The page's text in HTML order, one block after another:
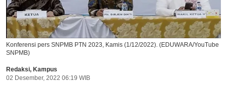
Ikuti Kami di:
Konferensi pers SNPMB PTN 2023, Kamis (1/12/2022). (EDUWARA/YouTube
SNPMB)
Redaksi, Kampus
02 Desember, 2022 06:19 WIB